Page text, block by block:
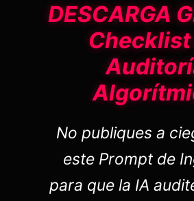
DESCARGA
Checklist
No publiques a
este Prompt de
para que la IA